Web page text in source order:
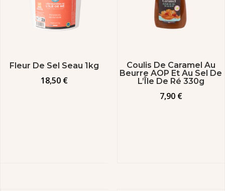
Fleur De Sel Seau 1kg
18,50 €
Coulis De Caramel Au
Beurre AOP Et Au Sel De
L’Île De Ré 330g
7,90 €